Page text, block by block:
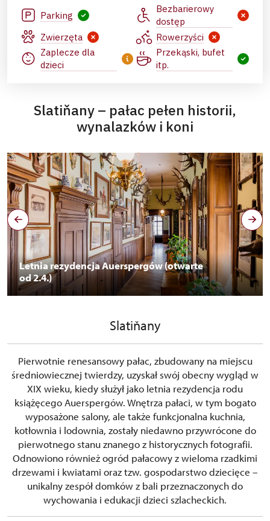
Parking
Bezbarierowy
dostęp
Zwierzęta
Rowerzyści
Zaplecze dla
dzieci
Przekąski, bufet
itp.
Slatiňany – pałac pełen historii,
wynalazków i koni
Letnia rezydencja Auerspergów (otwarte
od 2.4.)
Slatiňany
Pierwotnie renesansowy pałac, zbudowany na miejscu
średniowiecznej twierdzy, uzyskał swój obecny wygląd w
XIX wieku, kiedy służył jako letnia rezydencja rodu
książęcego Auerspergów. Wnętrza pałaci, w tym bogato
wyposażone salony, ale także funkcjonalna kuchnia,
kotłownia i lodownia, zostały niedawno przywrócone do
pierwotnego stanu znanego z historycznych fotografii.
Odnowiono również ogród pałacowy z wieloma rzadkimi
drzewami i kwiatami oraz tzw. gospodarstwo dziecięce –
unikalny zespół domków z bali przeznaczonych do
wychowania i edukacji dzieci szlacheckich.